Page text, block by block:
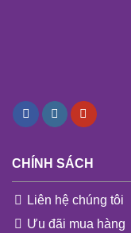
CHÍNH SÁCH
Liên hệ chúng tôi
Ưu đãi mua hàng